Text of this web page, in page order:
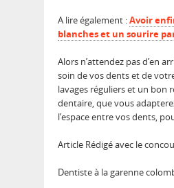
A lire également :Avoir
blanches et un sourire
Alors n’attendez pas d’en
soin de vos dents et de
lavages réguliers et un bon
dentaire, que vous
l’espace entre vos dents,
Article Rédigé avec le
Dentiste à la garenne